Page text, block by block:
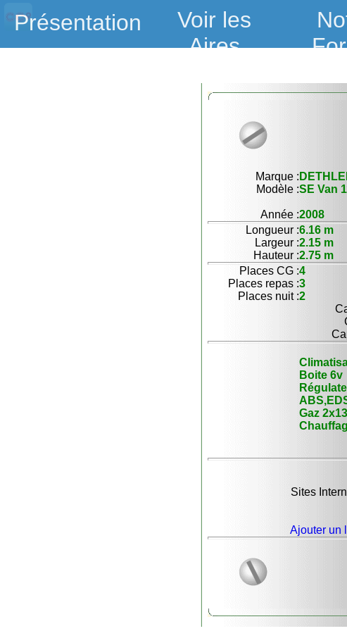
Présentation
Voir les
Aires
Marque :
Modèle :SE Van
Année :2008
Longueur :6.16 m
Largeur :2.15 m
Hauteur :2.75 m
Places CG :4
Places repas :3
Places nuit :2
Boite 6v
Gaz
Sites
Ajouter un